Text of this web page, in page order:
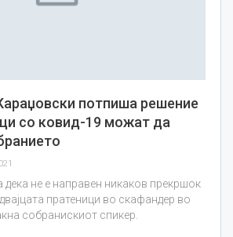
потпиша решение
со ковид-19 можат да
не е направен никаков прекршок
пратеници во скафандер во
собранискиот спикер.